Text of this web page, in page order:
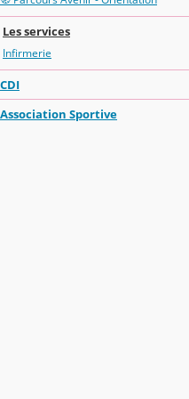
Les services
Infirmerie
CDI
Association Sportive